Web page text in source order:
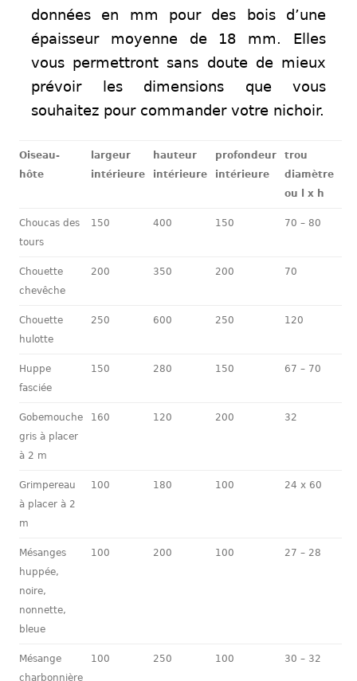
données en mm pour des bois d’une
épaisseur moyenne de 18 mm. Elles
vous permettront sans doute de mieux
prévoir les dimensions que vous
souhaitez pour commander votre nichoir.
Oiseau-
hôte
largeur
intérieure
hauteur
intérieure
profondeur
intérieure
trou
diamètre
ou l x h
Choucas des
tours
150 400 150 70 – 80
Chouette
chevêche
200 350 200 70
Chouette
hulotte
250 600 250 120
Huppe
fasciée
150 280 150 67 – 70
Gobemouche
gris à placer
à 2 m
160 120 200 32
Grimpereau
à placer à 2
m
100 180 100 24 x 60
Mésanges
huppée,
noire,
nonnette,
bleue
100 200 100 27 – 28
Mésange
charbonnière
100 250 100 30 – 32